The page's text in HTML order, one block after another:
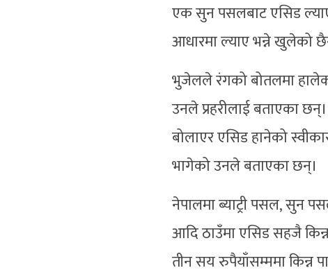
एक सुन पसलबाट एसिड
आधारमा ल्याए भन्ने खुलेको
भुजेलले रंगको बोतलमा
उनले प्रहरीलाई बताएका
बोलाएर एसिड हानेको
भागेको उनले बताएका छन्।
नेपालमा ब्याट्री पसल, सुन
आदि ठाउँमा एसिड सहजै
तीन सय रुपैयाँसम्ममा किन्न